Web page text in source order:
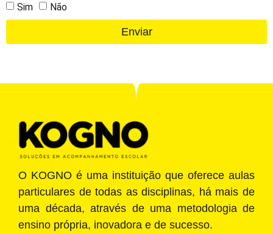
Sim
Não
Enviar
O KOGNO é uma instituição que oferece aulas
particulares de todas as disciplinas, há mais de
uma década, através de uma metodologia de
ensino própria, inovadora e de sucesso.